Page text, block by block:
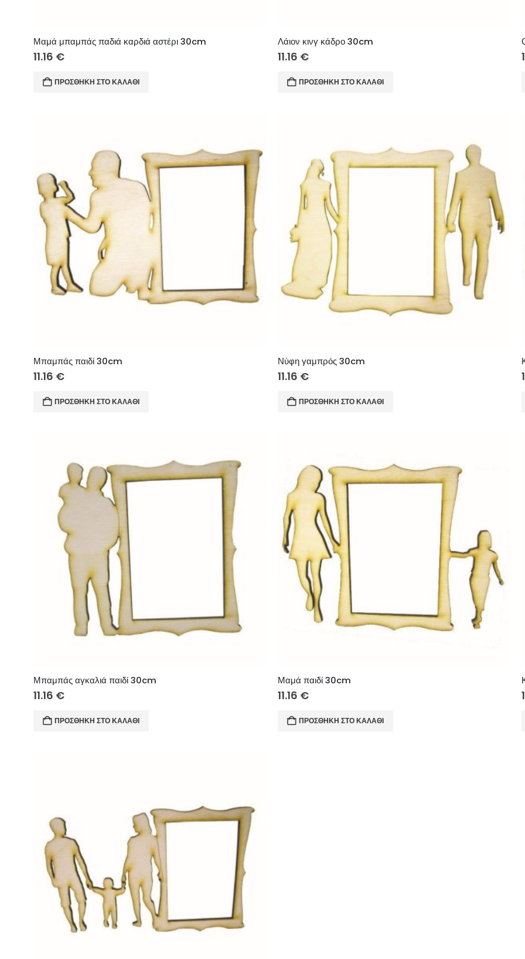
Μαμά μπαμπάς παδιά καρδιά αστέρι 30cm
11.16 €
ΠΡΟΣΘΉΚΗ ΣΤΟ ΚΑΛΆΘΙ
Λάιον κινγ κάδρο 30cm
11.16 €
ΠΡΟΣΘΉΚΗ ΣΤΟ ΚΑΛΆΘΙ
Μπαμπάς παιδί 30cm
11.16 €
ΠΡΟΣΘΉΚΗ ΣΤΟ ΚΑΛΆΘΙ
Νύφη γαμπρός 30cm
11.16 €
ΠΡΟΣΘΉΚΗ ΣΤΟ ΚΑΛΆΘΙ
Μπαμπάς αγκαλιά παιδί 30cm
11.16 €
ΠΡΟΣΘΉΚΗ ΣΤΟ ΚΑΛΆΘΙ
Μαμά παιδί 30cm
11.16 €
ΠΡΟΣΘΉΚΗ ΣΤΟ ΚΑΛΆΘΙ